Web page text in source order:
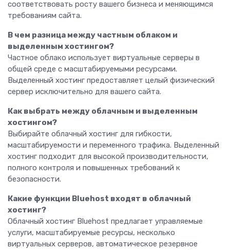
соответствовать росту вашего бизнеса и меняющимся
требованиям сайта.
В чем разница между частным облаком и
выделенным хостингом?
Частное облако использует виртуальные серверы в
общей среде с масштабируемыми ресурсами.
Выделенный хостинг предоставляет целый физический
сервер исключительно для вашего сайта.
Как выбрать между облачным и выделенным
хостингом?
Выбирайте облачный хостинг для гибкости,
масштабируемости и переменного трафика. Выделенный
хостинг подходит для высокой производительности,
полного контроля и повышенных требований к
безопасности.
Какие функции Bluehost входят в облачный
хостинг?
Облачный хостинг Bluehost предлагает управляемые
услуги, масштабируемые ресурсы, несколько
виртуальных серверов, автоматическое резервное